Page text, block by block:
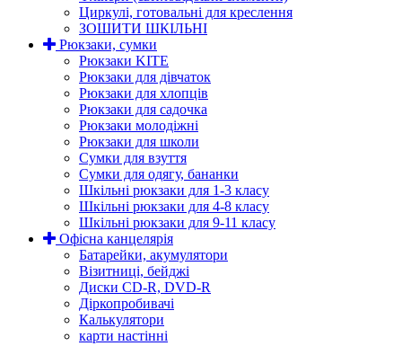
Циркулі, готовальні для креслення
ЗОШИТИ ШКІЛЬНІ
Рюкзаки, сумки
Рюкзаки KITE
Рюкзаки для дівчаток
Рюкзаки для хлопців
Рюкзаки для садочка
Рюкзаки молодіжні
Рюкзаки для школи
Сумки для взуття
Сумки для одягу, бананки
Шкільні рюкзаки для 1-3 класу
Шкільні рюкзаки для 4-8 класу
Шкільні рюкзаки для 9-11 класу
Офісна канцелярія
Батарейки, акумулятори
Візитниці, бейджі
Диски CD-R, DVD-R
Діркопробивачі
Калькулятори
карти настінні